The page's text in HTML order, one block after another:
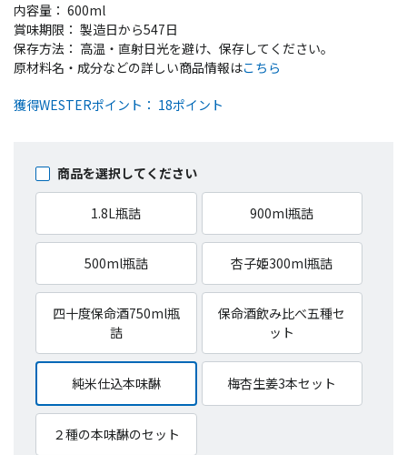
内容量： 600ml
賞味期限： 製造日から547日
保存方法： 高温・直射日光を避け、保存してください。
獲得WESTERポイント： 18ポイント
商品を選択してください
1.8L瓶詰 900ml瓶詰
500ml瓶詰 杏子姫300ml瓶詰
四十度保命酒750ml瓶
詰
保命酒飲み比べ五種セ
ット
純米仕込本味醂 梅杏生姜3本セット
２種の本味醂のセット
原材料名・成分などの詳しい商品情報はこちら